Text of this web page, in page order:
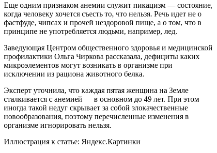
Еще одним признаком анемии служит пикацизм — состояние,
когда человеку хочется съесть то, что нельзя. Речь идет не о
фастфуде, чипсах и прочей нездоровой пище, а о том, что в
принципе не употребляется людьми, например, лед.
Заведующая Центром общественного здоровья и медицинской
профилактики Ольга Чиркова рассказала, дефициты каких
микроэлементов могут возникать в организме при
исключении из рациона животного белка.
Эксперт уточнила, что каждая пятая женщина на Земле
сталкивается с анемией — в основном до 49 лет. При этом
иногда такой недуг скрывает за собой злокачественные
новообразования, поэтому перечисленные изменения в
организме игнорировать нельзя.
Иллюстрация к статье: Яндекс.Картинки